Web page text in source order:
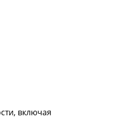
включая